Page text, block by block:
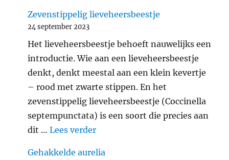
Zevenstippelig lieveheersbeestje
24 september 2023
Het lieveheersbeestje behoeft nauwelijks een
introductie. Wie aan een lieveheersbeestje
denkt, denkt meestal aan een klein kevertje
– rood met zwarte stippen. En het
zevenstippelig lieveheersbeestje (Coccinella
septempunctata) is een soort die precies aan
dit …Lees verder"Zevenstippelig
Gehakkelde aurelia